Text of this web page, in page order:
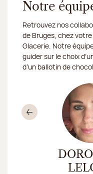
Notre
Retrouvez nos
de Bruges, chez
Glacerie. Notre
guider sur le choix
d’un ballotin de